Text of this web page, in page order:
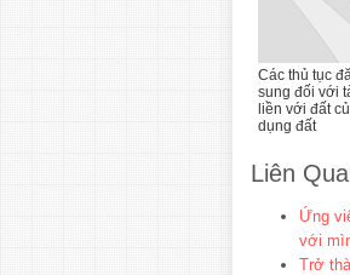
Các thủ tục
sung đối với
liền với đất
dụng đất
Liên
Ứng
với
Trở